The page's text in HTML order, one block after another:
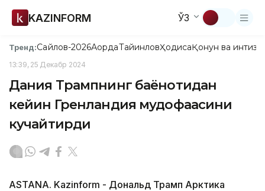
KAZINFORM ЎЗ
Тренд:Сайлов-2026АқордаТайинловҲодисаҚонун ва
13:39, 25 Декабр 2024
Дания Трампнинг баёнотидан
кейин Гренландия мудофаасини
кучайтирди
ASTANA. Kazinform - Дональд Трамп Арктика